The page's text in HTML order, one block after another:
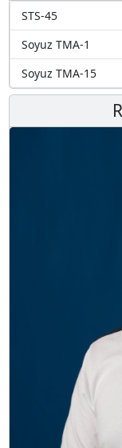
STS-45
Soyuz TMA-1
Soyuz TMA-15